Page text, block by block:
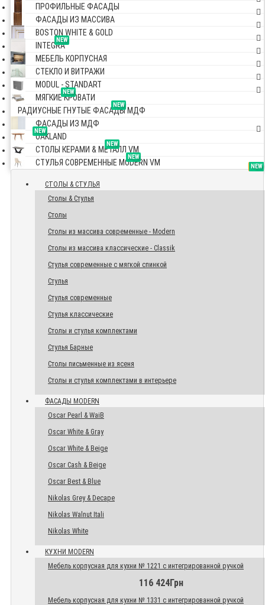
ПРОФИЛЬНЫЕ ФАСАДЫ
ФАСАДЫ ИЗ МАССИВА
BOSTON WHITE & GOLD
NEW
INTEGRA
МЕБЕЛЬ КОРПУСНАЯ
СТЕКЛО И ВИТРАЖИ
MODUL - STANDART
NEW
МЯГКИЕ КРОВАТИ
NEW
РАДИУСНЫЕ ГНУТЫЕ ФАСАДЫ МДФ
ФАСАДЫ ИЗ МДФ
NEW
OAKLAND
NEW
СТОЛЫ КЕРАМИ & МЕТАЛЛ VM
NEW
СТУЛЬЯ СОВРЕМЕННЫЕ MODERN VM TOP
СТОЛЫ & СТУЛЬЯ
Столы & Стулья
Столы
Столы из массива современные - Modern
Столы из массива классические - Classik
Стулья современные с мягкой спинкой
Стулья
Стулья современные
Стулья классические
Столы и стулья комплектами
Стулья Барные
Столы письменные из ясеня
Столы и стулья комплектами в интерьере
NEW
ФАСАДЫ MODERN
Oscar Pearl & WaiB
Oscar White & Gray
Oscar White & Beige
Oscar Cash & Beige
Oscar Best & Blue
Nikolas Grey & Decape
Nikolas Walnut Itali
Nikolas White
NEW
КУХНИ MODERN
Мебель корпусная для кухни № 1221 с интегрированной ручкой
116 424Грн
Мебель корпусная для кухни № 1331 с интегрированной ручкой
NEW